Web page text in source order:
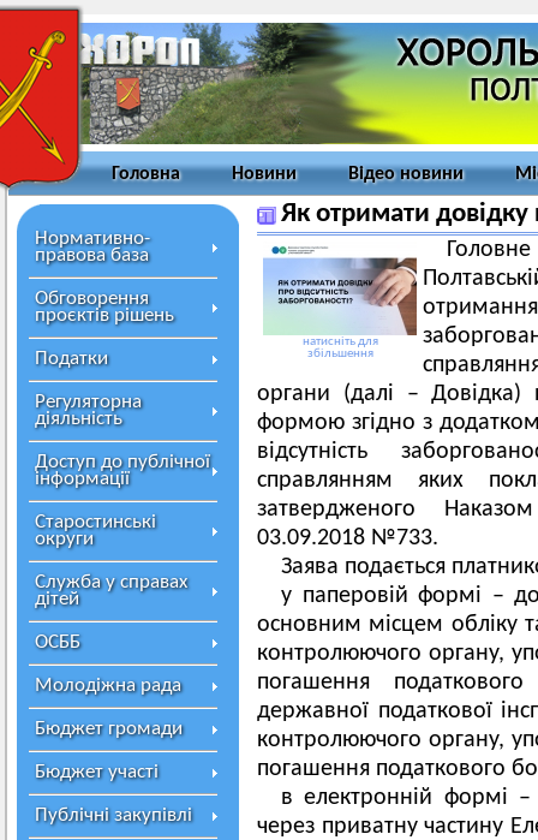
Головна Новини Відео новини
Нормативно-
правова база
Обговорення
проєктів рішень
Податки
Регуляторна
діяльність
Доступ до публічної
інформації
Старостинські
округи
Служба у справах
дітей
ОСББ
Молодіжна рада
Бюджет громади
Бюджет участі
Публічні закупівлі
Як отримати довідку
натисніть для
збільшення
органи (далі – Довідка)
формою згідно з
відсутність
справлянням яких
затвердженого
03.09.2018 №733.
Заява подається
у паперовій формі – до
основним місцем обліку
контролюючого органу,
погашення
державної податкової
контролюючого органу,
погашення податкового
в електронній формі
через приватну частину